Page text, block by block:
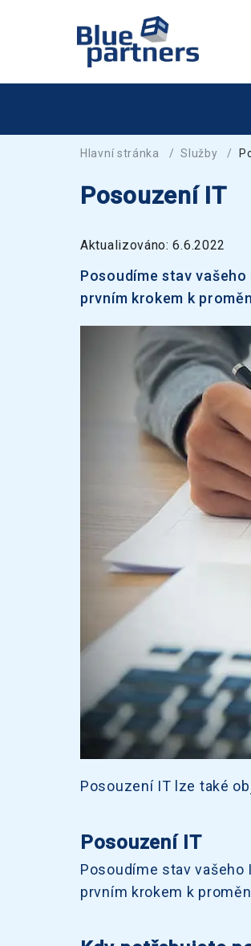
Hlavní stránka / Služby /
Posouzení IT
Aktualizováno: 6.6.2022
Posoudíme stav
prvním krokem k
Posouzení IT lze také
Posouzení IT
Posoudíme stav
prvním krokem k